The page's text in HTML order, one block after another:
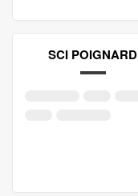
SCI POIGNARD